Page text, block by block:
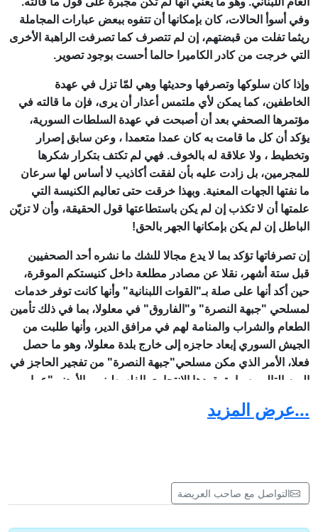
وفي أسوأ الحالات، كان بإمكانها أن تتفوه ببعض عبارات المجاملة
ريثما تفلت من قبضتهم، إن لم تتصرف كما تصرفت الراهبة الأخرى
التي خرجت من كادر الكاميرا حالما أحست بوجود تصوير.
وإذا كان سلوكها وتصرفها وحديثها وهي لمّا تزل في عهدة
الخاطفين، كما يمكن لأي ملتمس أعذار أن يرى، فإن ما قالته في
مؤتمرها الصحفي بعد أن أصبحت في عهدة السلطات السورية،
يؤكد أن كل ما قامت به كان عمدا متعمدا ، وعن سابق إصرار
وتخطيط ، ولا علاقة له بالخوف. فهي لم تكتف بتكرار شكرها
للمجرمين، بل زادت عليه بأن لفقت أكاذيب لا أساس لها سرعان
ما نفتها الجهات المعنية. وبهذا خرقت حتى تعاليم الكنيسة التي
علمتها أن لا تكذب إن لم يكن باستطاعتها قول الحقيقة، وأن لا تزيّن
الباطل إن لم يكن بإمكانها الجهر بالحق!
إن تصرفاتها تؤكد بما لا يدع مجالا للشك ما نشره أحد الصحفيين
قبل ستة أشهر، نقلا عن مصادر مطلعة داخل كنيستكم الموقرة،
حين أكد أنها على صلة بـ"القوات اللبنانية" وأنها كانت توفر خدمات
لمسلحي "جبهة النصرة" و"الفاروق" في معلولا، بما في ذلك تأمين
الطعام والشراب والمنامة لهم في مرافق الدير، وأنها طلبت من
الجيش السوري إبعاد حاجزه إلى خارج بلدة معلولا، وهو ما حصل
فعلا، الأمر الذي مكن مسلحي"جبهة النصرة" من تفجير الحاجز في
اليوم التالي بسيارة يقودها الانتحاري الفلسطيني ـ الأردني"عمار
عنده لحراسة مدخل البلدة!
مصادر في كنيستكم الموقرة أيضا، وإلى مصادر في الجيش
السوري، وإلى وثيقة ديبلوماسية بريطانية، عن أن الجيش السوري
...عرض المزيد
التواصل مع صاحب العريضة